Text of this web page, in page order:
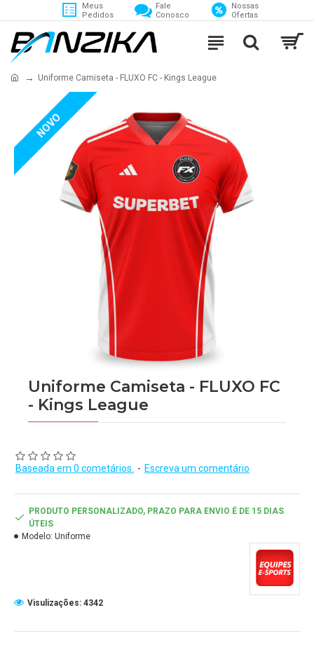
Meus
Pedidos
Fale
Conosco
Nossas
Ofertas
Uniforme Camiseta - FLUXO FC - Kings League
NOVO
Uniforme Camiseta - FLUXO FC
- Kings League
Baseada em 0 cometários. - Escreva um comentário
PRODUTO PERSONALIZADO, PRAZO PARA ENVIO É DE 15 DIAS
ÚTEIS
Modelo: Uniforme
Visulizações: 4342